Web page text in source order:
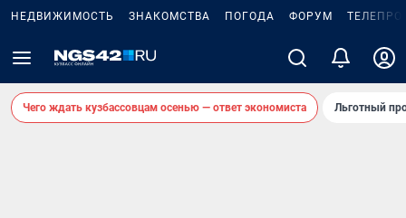
НЕДВИЖИМОСТЬ ЗНАКОМСТВА ПОГОДА ФОРУМ
Чего ждать кузбассовцам осенью — ответ экономиста Льготный